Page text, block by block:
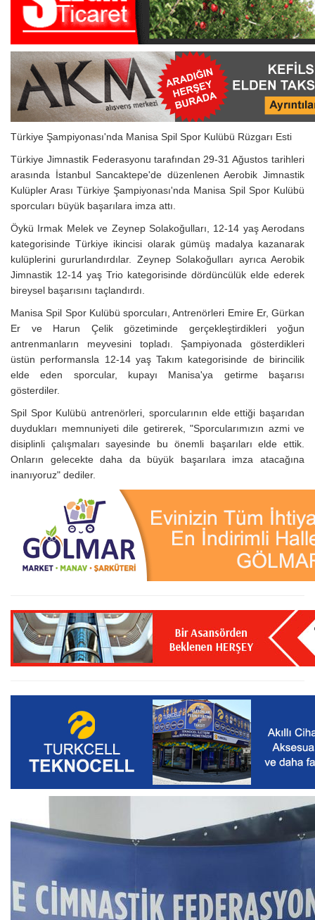
Türkiye Şampiyonası'nda Manisa Spil Spor Kulübü Rüzgarı Esti
Türkiye Jimnastik Federasyonu tarafından 29-31 Ağustos tarihleri
arasında İstanbul Sancaktepe'de düzenlenen Aerobik Jimnastik
Kulüpler Arası Türkiye Şampiyonası'nda Manisa Spil Spor Kulübü
sporcuları büyük başarılara imza attı.
Öykü Irmak Melek ve Zeynep Solakoğulları, 12-14 yaş Aerodans
kategorisinde Türkiye ikincisi olarak gümüş madalya kazanarak
kulüplerini gururlandırdılar. Zeynep Solakoğulları ayrıca Aerobik
Jimnastik 12-14 yaş Trio kategorisinde dördüncülük elde ederek
bireysel başarısını taçlandırdı.
Manisa Spil Spor Kulübü sporcuları, Antrenörleri Emire Er, Gürkan
Er ve Harun Çelik gözetiminde gerçekleştirdikleri yoğun
antrenmanların meyvesini topladı. Şampiyonada gösterdikleri
üstün performansla 12-14 yaş Takım kategorisinde de birincilik
elde eden sporcular, kupayı Manisa'ya getirme başarısı
gösterdiler.
Spil Spor Kulübü antrenörleri, sporcularının elde ettiği başarıdan
duydukları memnuniyeti dile getirerek, "Sporcularımızın azmi ve
disiplinli çalışmaları sayesinde bu önemli başarıları elde ettik.
Onların gelecekte daha da büyük başarılara imza atacağına
inanıyoruz" dediler.